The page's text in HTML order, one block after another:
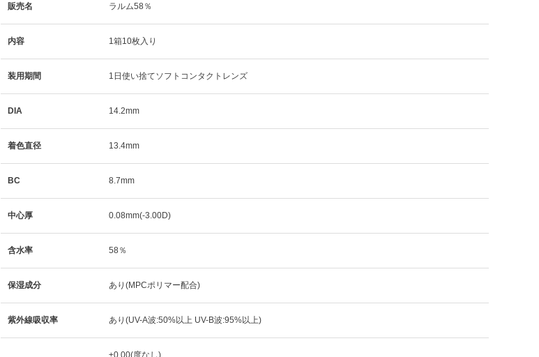
販売名 ラルム58％
内容 1箱10枚入り
装用期間 1日使い捨てソフトコンタクトレンズ
DIA 14.2mm
着色直径 13.4mm
BC 8.7mm
中心厚 0.08mm(-3.00D)
含水率 58％
保湿成分 あり(MPCポリマー配合)
紫外線吸収率 あり(UV-A波:50%以上 UV-B波:95%以上)
±0.00(度なし)